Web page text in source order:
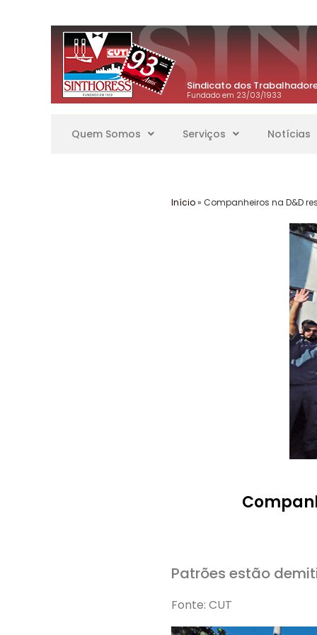
Sindicato dos
Fundado em 23/03/1933
Quem Somos Serviços Notícias
Início» Companheiros na D&D
Patrões estão
Fonte: CUT